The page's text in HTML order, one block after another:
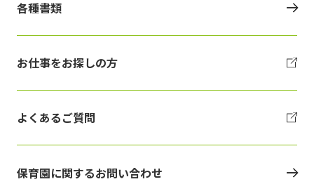
各種書類
お仕事をお探しの方
よくあるご質問
保育園に関するお問い合わせ